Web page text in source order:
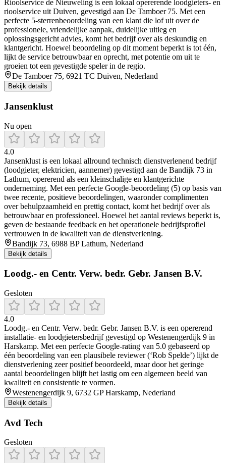
Rioolservice de Nieuweling is een lokaal opererende loodgieters- en
rioolservice uit Duiven, gevestigd aan De Tamboer 75. Met een
perfecte 5‑sterrenbeoordeling van een klant die lof uit over de
professionele, vriendelijke aanpak, duidelijke uitleg en
oplossingsgericht advies, komt het bedrijf over als deskundig en
klantgericht. Hoewel beoordeling op dit moment beperkt is tot één,
lijkt de service betrouwbaar en oprecht, met potentie om uit te
groeien tot een gevestigde speler in de regio.
De Tamboer 75, 6921 TC Duiven, Nederland
Bekijk details
Jansenklust
Nu open
4.0
Jansenklust is een lokaal allround technisch dienstverlenend bedrijf
(loodgieter, elektricien, aannemer) gevestigd aan de Bandijk 73 in
Lathum, opererend als een kleinschalige en klantgerichte
onderneming. Met een perfecte Google-beoordeling (5) op basis van
twee recente, positieve beoordelingen, waaronder complimenten
over behulpzaamheid en prettig contact, komt het bedrijf over als
betrouwbaar en professioneel. Hoewel het aantal reviews beperkt is,
geven de bestaande feedback en het operationele bedrijfsprofiel
vertrouwen in de kwaliteit van de dienstverlening.
Bandijk 73, 6988 BP Lathum, Nederland
Bekijk details
Loodg.- en Centr. Verw. bedr. Gebr. Jansen B.V.
Gesloten
4.0
Loodg.- en Centr. Verw. bedr. Gebr. Jansen B.V. is een opererend
installatie- en loodgietersbedrijf gevestigd op Westenengerdijk 9 in
Harskamp. Met een perfecte Google-rating van 5.0 gebaseerd op
één beoordeling van een plausibele reviewer (‘Rob Spelde’) lijkt de
dienstverlening zeer positief beoordeeld, maar door het geringe
aantal beoordelingen blijft het lastig om een algemeen beeld van
kwaliteit en consistentie te vormen.
Westenengerdijk 9, 6732 GP Harskamp, Nederland
Bekijk details
Avd Tech
Gesloten